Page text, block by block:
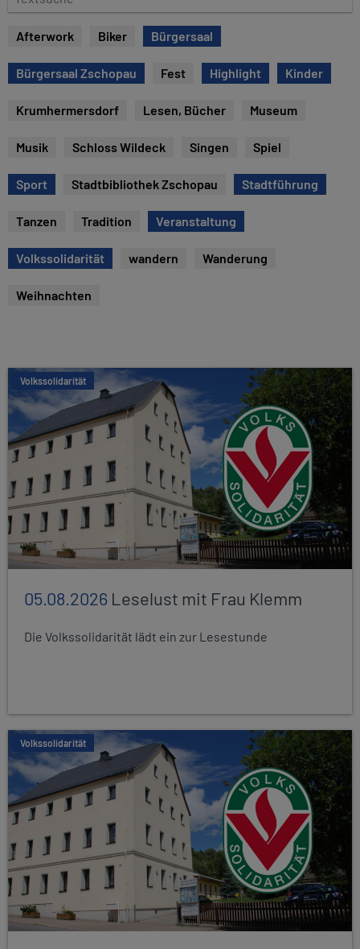
e
s
u
Afterwork Biker Bürgersaal
Bürgersaal Zschopau Fest Highlight Kinder
Krumhermersdorf Lesen, Bücher Museum
Musik Schloss Wildeck Singen Spiel
Sport Stadtbibliothek Zschopau Stadtführung
Tanzen Tradition Veranstaltung
Volkssolidarität wandern Wanderung
Weihnachten
Volkssolidarität
05.08.2026 Leselust mit Frau Klemm
Die Volkssolidarität lädt ein zur Lesestunde
Volkssolidarität